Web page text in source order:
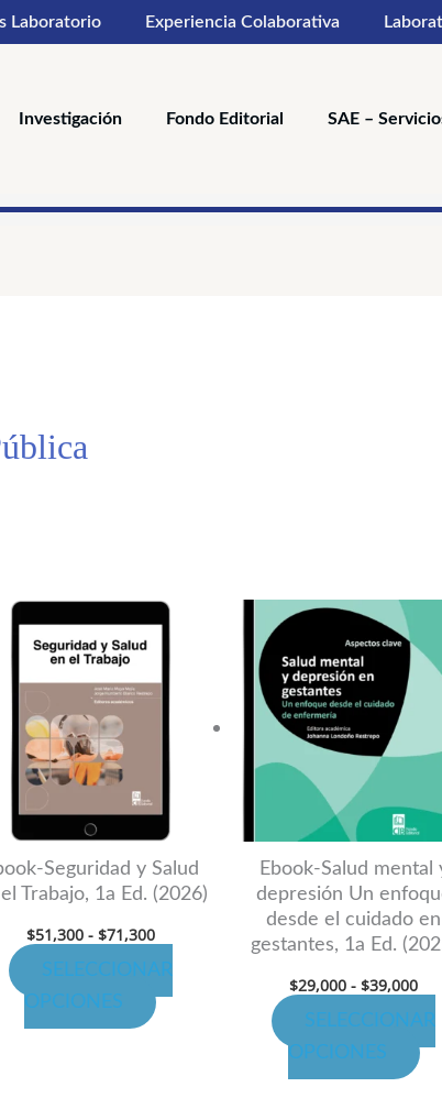
Laboratorio Experiencia Colaborativa
Investigación Fondo Editorial SAE –
Seguridad y Salud
Trabajo, 1a Ed. (2026)
$51,300 - $71,300
Rango
de
$51,300
SELECCIONAR
OPCIONES
Este
tiene
se
pueden
elegir
la
página
Ebook-Salud mental
depresión Un
desde el cuidado en
gestantes, 1a Ed.
$29,000 - $39,000
SELECCIONAR
OPCIONES
se
en
de